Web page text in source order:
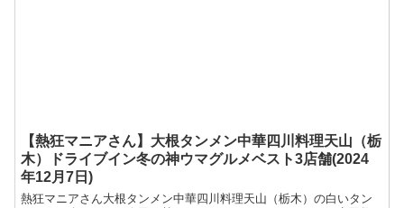
【熱狂マニアさん】大根タンメン中華四川料理天山（栃
木）ドライブイン冬の神ウマグルメベスト3店舗(2024
年12月7日)
熱狂マニアさん大根タンメン中華四川料理天山（栃木）の白いタン